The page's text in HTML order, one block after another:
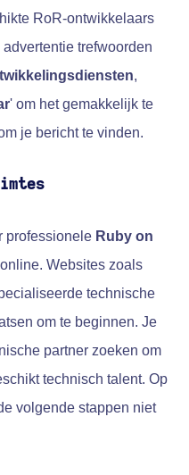
RoR-ontwikkelaars
trefwoorden
,
' om het gemakkelijk te
je bericht te vinden.
professionele Ruby on
Websites zoals
technische
om te beginnen. Je
partner zoeken om
technisch talent. Op
volgende stappen niet